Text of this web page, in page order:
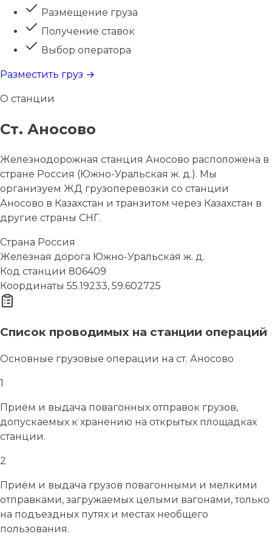
Размещение груза
Получение ставок
Выбор оператора
Разместить груз →
О станции
Ст. Аносово
Железнодорожная станция Аносово расположена в
стране Россия (Южно-Уральская ж. д.). Мы
организуем ЖД грузоперевозки со станции
Аносово в Казахстан и транзитом через Казахстан в
другие страны СНГ.
Страна Россия
Железная дорога Южно-Уральская ж. д.
Код станции 806409
Координаты 55.19233, 59.602725
Список проводимых на станции операций
Основные грузовые операции на ст. Аносово
1
Приём и выдача повагонных отправок грузов,
допускаемых к хранению на открытых площадках
станции.
2
Приём и выдача грузов повагонными и мелкими
отправками, загружаемых целыми вагонами, только
на подъездных путях и местах необщего
пользования.